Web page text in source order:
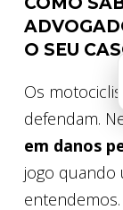
O SEU
Os
defendam.
em danos
jogo quando
entendemos.